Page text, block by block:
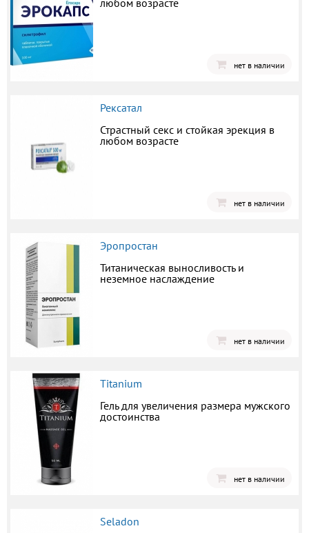
любом возрасте
нет в наличии
Рексатал
Страстный секс и стойкая эрекция в
любом возрасте
нет в наличии
Эропростан
Титаническая выносливость и
неземное наслаждение
нет в наличии
Titanium
Гель для увеличения размера мужского
достоинства
нет в наличии
Seladon